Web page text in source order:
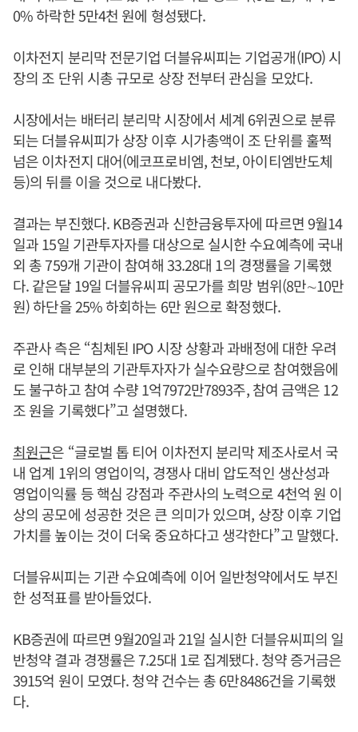
0% 하락한 5만4천 원에 형성됐다.
이차전지 분리막 전문기업 더블유씨피는 기업공개(IPO) 시
장의 조 단위 시총 규모로 상장 전부터 관심을 모았다.
시장에서는 배터리 분리막 시장에서 세계 6위권으로 분류
되는 더블유씨피가 상장 이후 시가총액이 조 단위를 훌쩍
넘은 이차전지 대어(에코프로비엠, 천보, 아이티엠반도체
등)의 뒤를 이을 것으로 내다봤다.
결과는 부진했다. KB증권과 신한금융투자에 따르면 9월14
일과 15일 기관투자자를 대상으로 실시한 수요예측에 국내
외 총 759개 기관이 참여해 33.28대 1의 경쟁률을 기록했
다. 같은달 19일 더블유씨피 공모가를 희망 범위(8만∼10만
원) 하단을 25% 하회하는 6만 원으로 확정했다.
주관사 측은 “침체된 IPO 시장 상황과 과배정에 대한 우려
로 인해 대부분의 기관투자자가 실수요량으로 참여했음에
도 불구하고 참여 수량 1억7972만7893주, 참여 금액은 12
조 원을 기록했다”고 설명했다.
최원근은 “글로벌 톱 티어 이차전지 분리막 제조사로서 국
내 업계 1위의 영업이익, 경쟁사 대비 압도적인 생산성과
영업이익률 등 핵심 강점과 주관사의 노력으로 4천억 원 이
상의 공모에 성공한 것은 큰 의미가 있으며, 상장 이후 기업
가치를 높이는 것이 더욱 중요하다고 생각한다”고 말했다.
더블유씨피는 기관 수요예측에 이어 일반청약에서도 부진
한 성적표를 받아들었다.
KB증권에 따르면 9월20일과 21일 실시한 더블유씨피의 일
반청약 결과 경쟁률은 7.25대 1로 집계됐다. 청약 증거금은
3915억 원이 모였다. 청약 건수는 총 6만8486건을 기록했
다.